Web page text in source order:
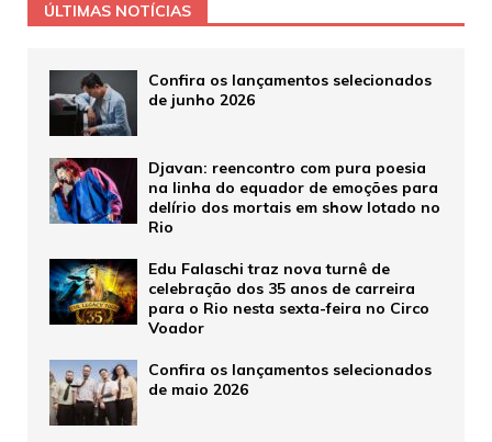
ÚLTIMAS NOTÍCIAS
Confira os lançamentos selecionados
de junho 2026
Djavan: reencontro com pura poesia
na linha do equador de emoções para
delírio dos mortais em show lotado no
Rio
Edu Falaschi traz nova turnê de
celebração dos 35 anos de carreira
para o Rio nesta sexta-feira no Circo
Voador
Confira os lançamentos selecionados
de maio 2026